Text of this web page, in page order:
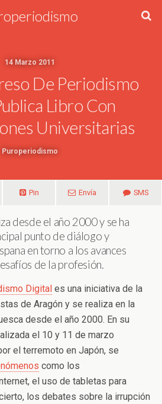
14 Marzo 2011
De Periodismo
Libro Con
Universitarias
Puroperiodismo
Pin Envía SMS
desde el año 2000 y se ha
punto de diálogo y
en torno a los avances
de la profesión.
Digital es una iniciativa de la
de Aragón y se realiza en la
desde el año 2000. En su
el 10 y 11 de marzo
el terremoto en Japón, se
como los
el uso de tabletas para
los debates sobre la irrupción